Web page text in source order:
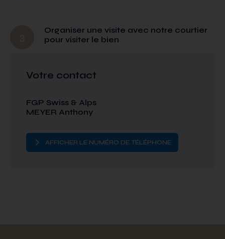
Organiser une visite avec notre courtier
pour visiter le bien
Votre contact
FGP Swiss & Alps
MEYER Anthony
AFFICHER LE NUMÉRO DE TÉLÉPHONE